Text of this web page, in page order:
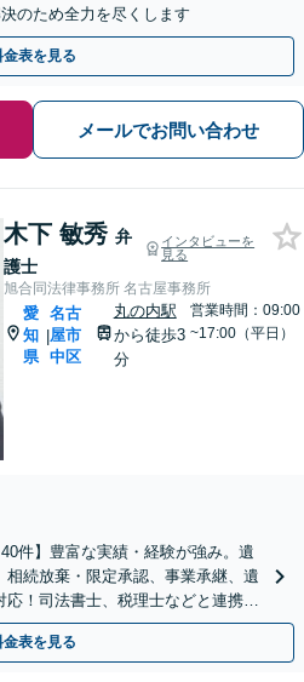
のため全力を尽くします
金表を見る
メールでお問い合わせ
木下 敏秀 弁
護士
インタビューを
見る
旭合同法律事務所 名古屋事務所
愛
知
県
|
名古
屋市
中区
丸の内駅
から徒歩3
分
営業時間：09:00
~17:00（平日）
件】豊富な実績・経験が強み。遺
続放棄・限定承認、事業承継、遺
！司法書士、税理士などと連携し
【初回面談無料】
金表を見る